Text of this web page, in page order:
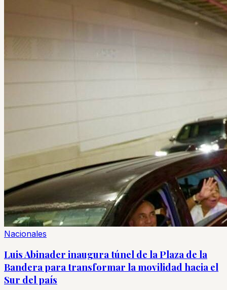
Nacionales
Luis Abinader inaugura túnel de la Plaza de la
Bandera para transformar la movilidad hacia el
Sur del país